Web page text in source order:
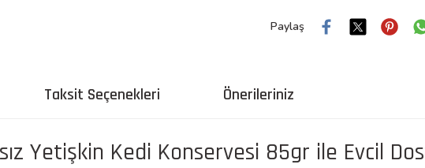
Paylaş
Taksit Seçenekleri Önerileriniz
Yetişkin Kedi Konservesi 85gr ile Evcil